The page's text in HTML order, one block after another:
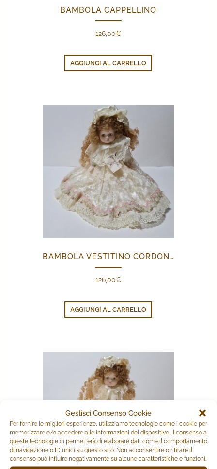
Gestisci Consenso Cookie
Per fornire le migliori esperienze, utilizziamo tecnologie come i cookie per
memorizzare e/o accedere alle informazioni del dispositivo. Il consenso a
queste tecnologie ci permetterà di elaborare dati come il comportamento
di navigazione o ID unici su questo sito. Non acconsentire o ritirare il
consenso può influire negativamente su alcune caratteristiche e funzioni.
BAMBOLA CAPPELLINO
126,00€
AGGIUNGI AL CARRELLO
BAMBOLA VESTITINO CORDONCINO ROSA
126,00€
AGGIUNGI AL CARRELLO